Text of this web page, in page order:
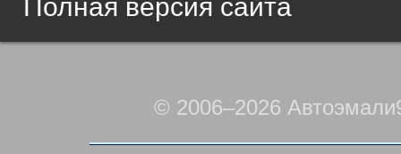
Полная версия сайта
© 2006–2026